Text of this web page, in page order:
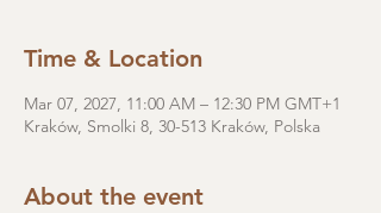
Time & Location
Mar 07, 2027, 11:00 AM – 12:30 PM GMT+1
Kraków, Smolki 8, 30-513 Kraków, Polska
About the event